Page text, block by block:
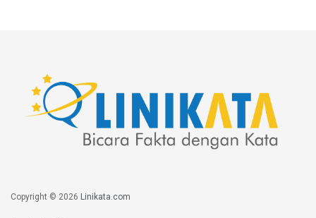
Copyright © 2026 Linikata.com